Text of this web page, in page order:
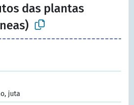
das plantas
juta